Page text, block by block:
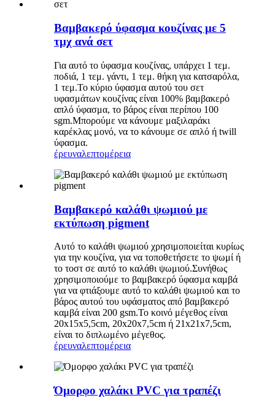
Βαμβακερό ύφασμα κουζίνας με 5
τμχ ανά σετ
Για αυτό το ύφασμα κουζίνας, υπάρχει 1 τεμ.
ποδιά, 1 τεμ. γάντι, 1 τεμ. θήκη για κατσαρόλα,
1 τεμ.Το κύριο ύφασμα αυτού του σετ
υφασμάτων κουζίνας είναι 100% βαμβακερό
απλό ύφασμα, το βάρος είναι περίπου 100
sgm.Μπορούμε να κάνουμε μαξιλαράκι
καρέκλας μονό, να το κάνουμε σε απλό ή twill
ύφασμα.
έρευναλεπτομέρεια
Βαμβακερό καλάθι ψωμιού με
εκτύπωση pigment
Αυτό το καλάθι ψωμιού χρησιμοποιείται κυρίως
για την κουζίνα, για να τοποθετήσετε το ψωμί ή
το τοστ σε αυτό το καλάθι ψωμιού.Συνήθως
χρησιμοποιούμε το βαμβακερό ύφασμα καμβά
για να φτιάξουμε αυτό το καλάθι ψωμιού και το
βάρος αυτού του υφάσματος από βαμβακερό
καμβά είναι 200 ​​gsm.Το κοινό μέγεθος είναι
20x15x5,5cm, 20x20x7,5cm ή 21x21x7,5cm,
είναι το διπλωμένο μέγεθος.
έρευναλεπτομέρεια
Όμορφο χαλάκι PVC για τραπέζι